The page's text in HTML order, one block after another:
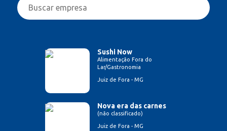
Sushi Now
Alimentação Fora do
Lar/Gastronomia
Juiz de Fora - MG
Nova era das carnes
(não classificado)
Juiz de Fora - MG